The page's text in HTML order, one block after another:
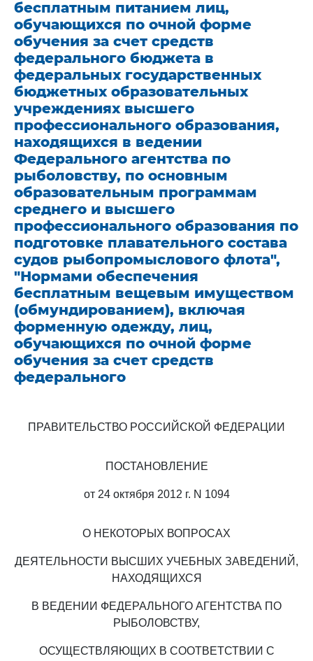
бесплатным питанием лиц,
обучающихся по очной форме
обучения за счет средств
федерального бюджета в
федеральных государственных
бюджетных образовательных
учреждениях высшего
профессионального образования,
находящихся в ведении
Федерального агентства по
рыболовству, по основным
образовательным программам
среднего и высшего
профессионального образования по
подготовке плавательного состава
судов рыбопромыслового флота",
"Нормами обеспечения
бесплатным вещевым имуществом
(обмундированием), включая
форменную одежду, лиц,
обучающихся по очной форме
обучения за счет средств
федерального
ПРАВИТЕЛЬСТВО РОССИЙСКОЙ ФЕДЕРАЦИИ
ПОСТАНОВЛЕНИЕ
от 24 октября 2012 г. N 1094
О НЕКОТОРЫХ ВОПРОСАХ
ДЕЯТЕЛЬНОСТИ ВЫСШИХ УЧЕБНЫХ ЗАВЕДЕНИЙ,
НАХОДЯЩИХСЯ
В ВЕДЕНИИ ФЕДЕРАЛЬНОГО АГЕНТСТВА ПО
РЫБОЛОВСТВУ,
ОСУЩЕСТВЛЯЮЩИХ В СООТВЕТСТВИИ С